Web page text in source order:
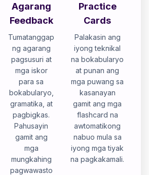
Agarang
Feedback
Tumatanggap
ng agarang
pagsusuri at
mga iskor
para sa
bokabularyo,
gramatika, at
pagbigkas.
Pahusayin
gamit ang
mga
mungkahing
pagwawasto
Practice
Cards
Palakasin ang
iyong teknikal
na bokabularyo
at punan ang
mga puwang sa
kasanayan
gamit ang mga
flashcard na
awtomatikong
nabuo mula sa
iyong mga tiyak
na pagkakamali.